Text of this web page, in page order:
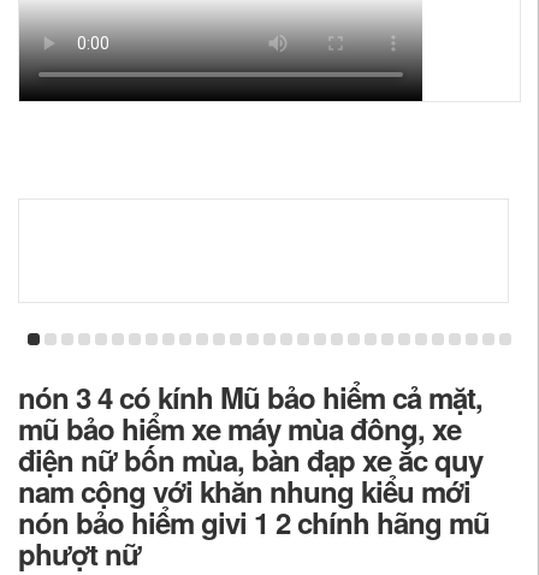
nón 3 4 có kính Mũ bảo hiểm cả mặt,
mũ bảo hiểm xe máy mùa đông, xe
điện nữ bốn mùa, bàn đạp xe ắc quy
nam cộng với khăn nhung kiểu mới
nón bảo hiểm givi 1 2 chính hãng mũ
phượt nữ